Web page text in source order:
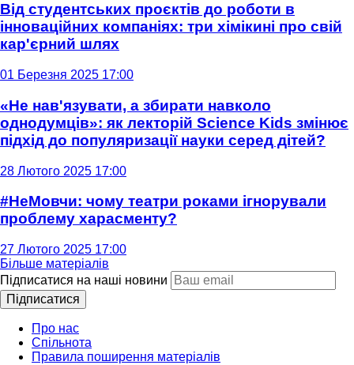
Від студентських проєктів до роботи в
інноваційних компаніях: три хімікині про свій
кар'єрний шлях
01 Березня 2025 17:00
«Не нав'язувати, а збирати навколо
однодумців»: як лекторій Science Kids змінює
підхід до популяризації науки серед дітей?
28 Лютого 2025 17:00
#НеМовчи: чому театри роками ігнорували
проблему харасменту?
27 Лютого 2025 17:00
Більше матеріалів
Підписатися на наші новини
Підписатися
Про нас
Спільнота
Правила поширення матеріалів